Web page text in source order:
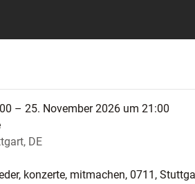
– 25. November 2026 um 21:00
DE
konzerte, mitmachen, 0711,